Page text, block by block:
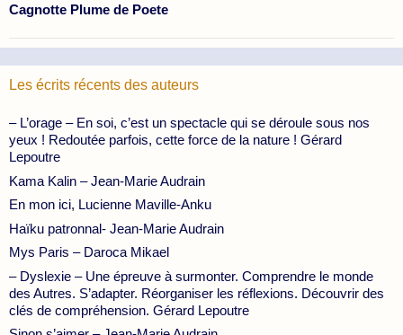
Cagnotte Plume de Poete
Les écrits récents des auteurs
– L’orage – En soi, c’est un spectacle qui se déroule sous nos
yeux ! Redoutée parfois, cette force de la nature ! Gérard
Lepoutre
Kama Kalin – Jean-Marie Audrain
En mon ici, Lucienne Maville-Anku
Haïku patronnal- Jean-Marie Audrain
Mys Paris – Daroca Mikael
– Dyslexie – Une épreuve à surmonter. Comprendre le monde
des Autres. S’adapter. Réorganiser les réflexions. Découvrir des
clés de compréhension. Gérard Lepoutre